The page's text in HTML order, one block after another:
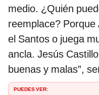
medio. ¿Quién
reemplace? Porque
el Santos o juega
ancla. Jesús
buenas y malas”,
PUEDES VER: